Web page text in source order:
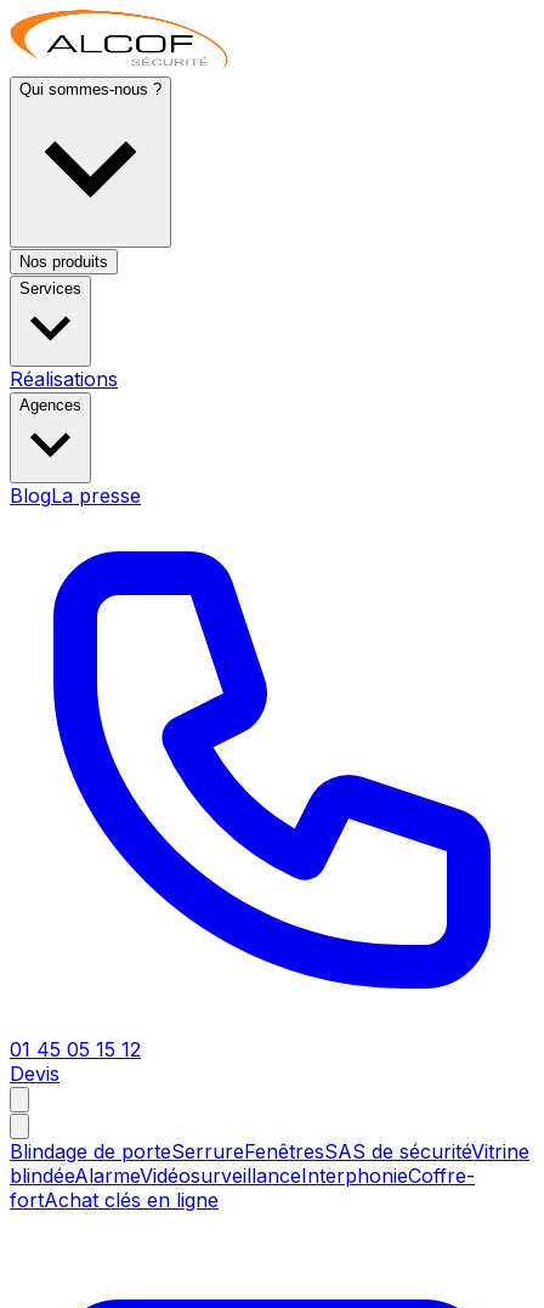
Qui sommes-nous ?
Nos produits
Services
Réalisations
Agences
BlogLa presse
01 45 05 15 12
Devis
Blindage de porteSerrureFenêtresSAS de sécuritéVitrine
blindéeAlarmeVidéosurveillanceInterphonieCoffre-
fortAchat clés en ligne